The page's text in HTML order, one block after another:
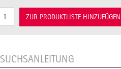
ZUR PRODUKTLISTE HINZUFÜGEN